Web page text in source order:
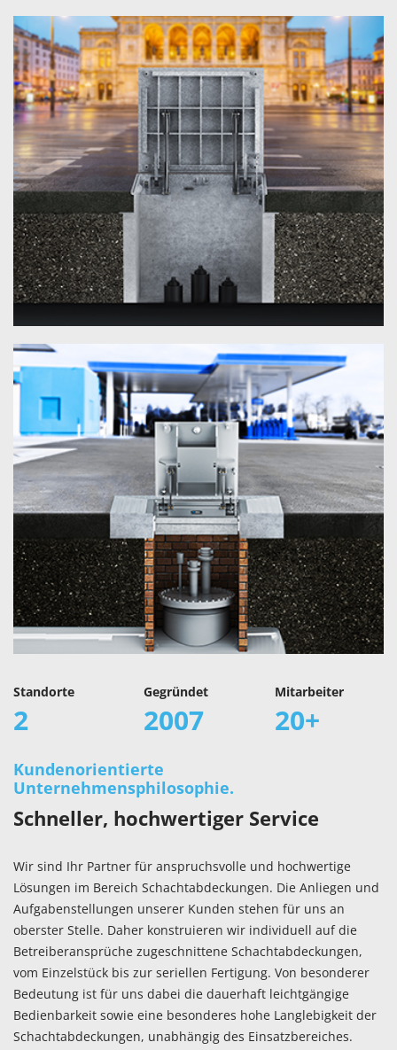
Standorte
2
Gegründet
2007
Mitarbeiter
20+
Kundenorientierte
Unternehmensphilosophie.
Schneller, hochwertiger Service
Wir sind Ihr Partner für anspruchsvolle und hochwertige
Lösungen im Bereich Schachtabdeckungen. Die Anliegen und
Aufgabenstellungen unserer Kunden stehen für uns an
oberster Stelle. Daher konstruieren wir individuell auf die
Betreiberansprüche zugeschnittene Schachtabdeckungen,
vom Einzelstück bis zur seriellen Fertigung. Von besonderer
Bedeutung ist für uns dabei die dauerhaft leichtgängige
Bedienbarkeit sowie eine besonderes hohe Langlebigkeit der
Schachtabdeckungen, unabhängig des Einsatzbereiches.